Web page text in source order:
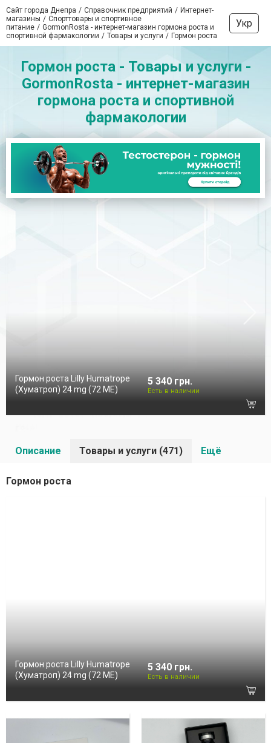
Сайт города Днепра Справочник предприятий
Интернет-
магазины
Спорттовары и спортивное
питание
GormonRosta - интернет-магазин гормона роста и
спортивной фармакологии
Товары и услуги Гормон роста
Укр
Гормон роста - Товары и услуги -
GormonRosta - интернет-магазин
гормона роста и спортивной
фармакологии
Гормон роста Lilly Humatrope
(Хуматроп) 24 mg (72 МЕ)
5 340 грн.
Есть в наличии
Описание Товары и услуги (471) Ещё
Гормон роста
Гормон роста Lilly Humatrope
(Хуматроп) 24 mg (72 МЕ)
5 340 грн.
Есть в наличии